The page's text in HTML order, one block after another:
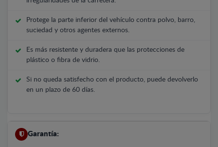
Protege la parte inferior del vehículo contra polvo, barro,
suciedad y otros agentes externos.
Es más resistente y duradera que las protecciones de
plástico o fibra de vidrio.
Si no queda satisfecho con el producto, puede devolverlo
en un plazo de 60 días.
Garantía: